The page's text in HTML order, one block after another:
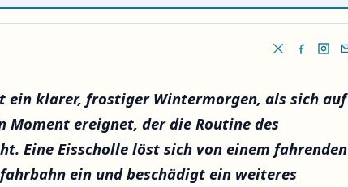
ein klarer, frostiger Wintermorgen, als sich auf
Moment ereignet, der die Routine des
Eine Eisscholle löst sich von einem fahrenden
ein und beschädigt ein weiteres